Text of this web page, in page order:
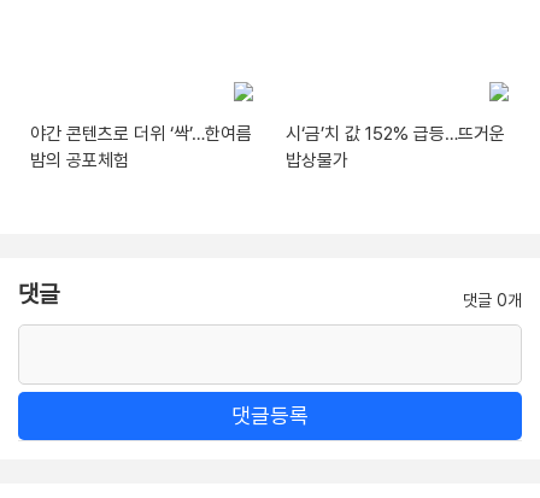
야간 콘텐츠로 더위 ‘싹’…한여름
밤의 공포체험
시‘금’치 값 152% 급등…뜨거운
밥상물가
댓글 댓글 0개
댓글등록